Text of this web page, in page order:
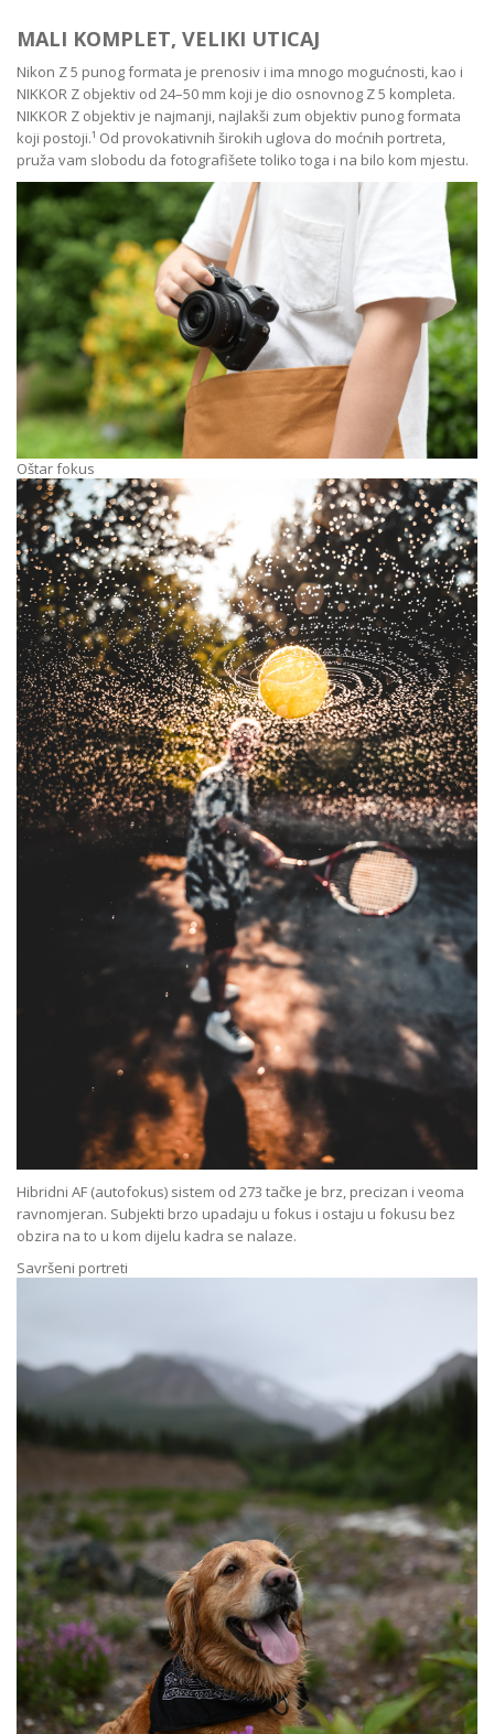
MALI KOMPLET, VELIKI UTICAJ
Nikon Z 5 punog formata je prenosiv i ima mnogo mogućnosti, kao i
NIKKOR Z objektiv od 24–50 mm koji je dio osnovnog Z 5 kompleta.
NIKKOR Z objektiv je najmanji, najlakši zum objektiv punog formata
koji postoji.¹ Od provokativnih širokih uglova do moćnih portreta,
pruža vam slobodu da fotografišete toliko toga i na bilo kom mjestu.
Oštar fokus
Hibridni AF (autofokus) sistem od 273 tačke je brz, precizan i veoma
ravnomjeran. Subjekti brzo upadaju u fokus i ostaju u fokusu bez
obzira na to u kom dijelu kadra se nalaze.
Savršeni portreti